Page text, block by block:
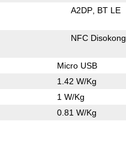
A2DP BT LE
NFC Disokong
Micro USB
1.42 W/Kg
1 W/Kg
0.81 W/Kg